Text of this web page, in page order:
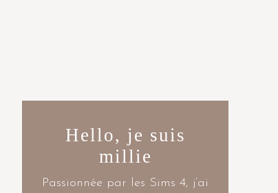
Hello, je suis
millie
Passionnée par les Sims 4, j’ai